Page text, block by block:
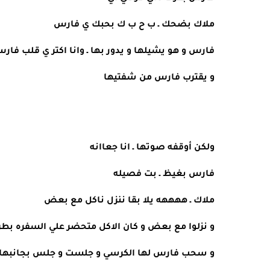
ملاك بضحك ـ ب ح ب ك بحبك ي فارس
فارس و هو يشيلها و يدور بها ـ وانا اكتر ي قلب
و يقترب فارس من شفتيها
ولكن أوقفه صوتها ـ انا جعاانه
فارس بغيظ ـ بت فصيله
ملاك ـ ههههه يلا بقا ننزل ناكل مع بعض
و نزلوا مع بعض و كان الاكل متحضر علي السفره
و سحب فارس لها الكرسي و جلست و جلس بجانبها